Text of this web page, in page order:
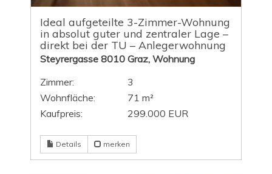
Ideal aufgeteilte 3-Zimmer-Wohnung
in absolut guter und zentraler Lage –
direkt bei der TU – Anlegerwohnung
Steyrergasse 8010 Graz, Wohnung
Zimmer:
3
Wohnfläche:
71 m²
Kaufpreis:
299.000 EUR
Details merken